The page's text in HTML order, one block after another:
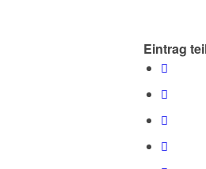
Eintrag